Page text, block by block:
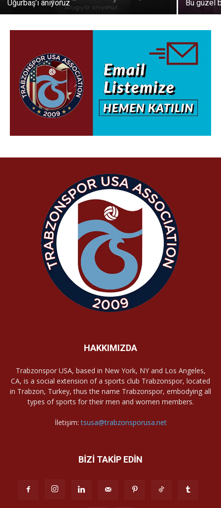
Uğurbaş’ı anıyoruz
Bu güzel
HAKKIMIZDA
Trabzonspor USA, based in New York, NY and Los Angeles,
CA, is a social extension of a sports club Trabzonspor, located
in Trabzon, Turkey, thus the name Trabzonspor, embodying all
types of sports for their men and women members.
İletişim:tsusa@trabzonsporusa.net
BİZİ TAKİP EDİN